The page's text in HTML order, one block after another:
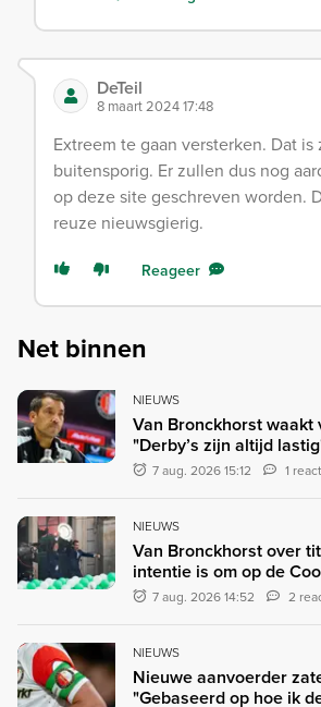
DeTeil
8 maart 2024 17:48
Extreem te gaan versterken. Dat is
buitensporig. Er zullen dus nog
op deze site geschreven worden.
reuze nieuwsgierig.
Reageer
Net binnen
NIEUWS
Van Bronckhorst waakt
"Derby’s zijn altijd
7 aug. 2026 15:12 1
NIEUWS
Van Bronckhorst over
intentie is om op de
7 aug. 2026 14:52 2
NIEUWS
Nieuwe aanvoerder
"Gebaseerd op hoe ik